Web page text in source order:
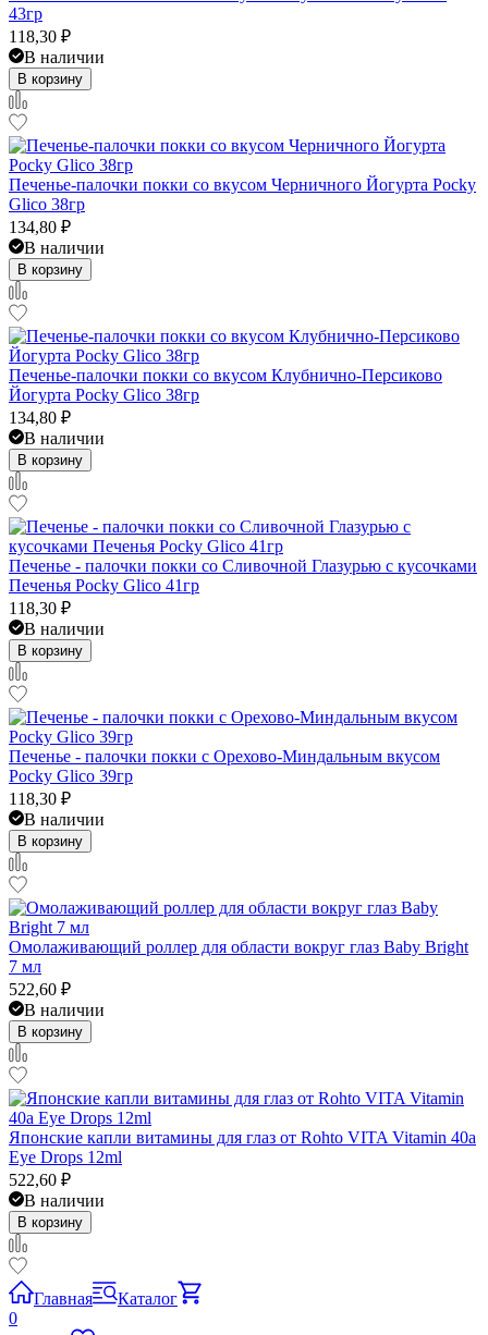
43гр
118,30 ₽
В наличии
В корзину
Печенье-палочки покки со вкусом Черничного Йогурта Pocky
Glico 38гр
134,80 ₽
В наличии
В корзину
Печенье-палочки покки со вкусом Клубнично-Персиково
Йогурта Pocky Glico 38гр
134,80 ₽
В наличии
В корзину
Печенье - палочки покки со Сливочной Глазурью с кусочками
Печенья Pocky Glico 41гр
118,30 ₽
В наличии
В корзину
Печенье - палочки покки с Орехово-Миндальным вкусом
Pocky Glico 39гр
118,30 ₽
В наличии
В корзину
Омолаживающий роллер для области вокруг глаз Baby Bright
7 мл
522,60 ₽
В наличии
В корзину
Японские капли витамины для глаз от Rohto VITA Vitamin 40a
Eye Drops 12ml
522,60 ₽
В наличии
В корзину
Главная
Каталог
0